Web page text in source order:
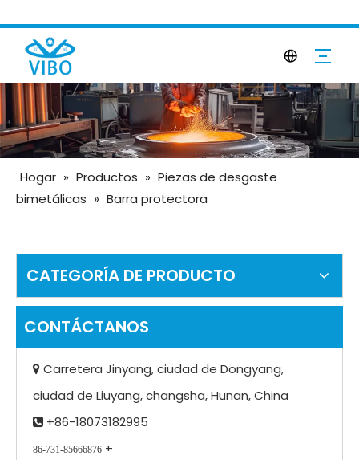
Hogar » Productos » Piezas de desgaste
bimetálicas » Barra protectora
CATEGORÍA DE PRODUCTO
CONTÁCTANOS
 Carretera Jinyang, ciudad de Dongyang,
ciudad de Liuyang, changsha, Hunan, China
 +86-18073182995
86-731-85666876 +